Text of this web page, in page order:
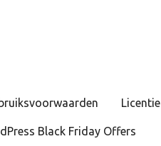
Licentie
Black Friday Offers